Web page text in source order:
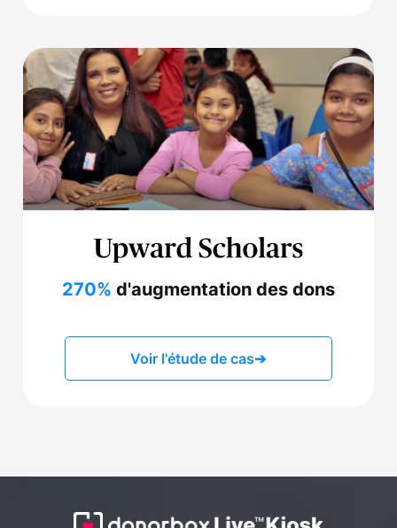
270% d'augmentation des dons
Voir l'étude de cas➔